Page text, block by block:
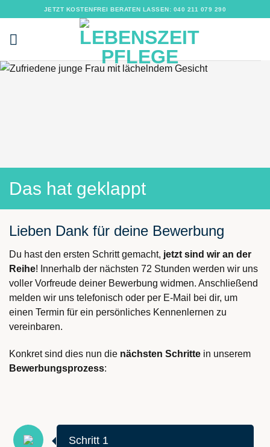
springen
JETZT KOSTENFREI BERATEN LASSEN: 040 211 079 290
Das hat geklappt
Lieben Dank für deine Bewerbung
Du hast den ersten Schritt gemacht, jetzt sind wir an der
Reihe! Innerhalb der nächsten 72 Stunden werden wir uns
voller Vorfreude deiner Bewerbung widmen. Anschließend
melden wir uns telefonisch oder per E-Mail bei dir, um
einen Termin für ein persönliches Kennenlernen zu
vereinbaren.
Konkret sind dies nun die nächsten Schritte in unserem
Bewerbungsprozess:
Schritt 1